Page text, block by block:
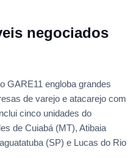
negociados
GARE11 engloba grandes
de varejo e atacarejo com
cinco unidades do
de Cuiabá (MT), Atibaia
(SP) e Lucas do Rio